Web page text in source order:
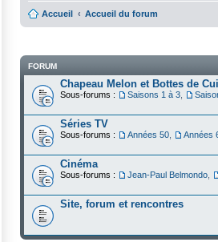
Accueil Accueil du forum
FORUM
Chapeau Melon et Bottes de
Sous-forums : Saisons 1 à 3
Séries TV
Sous-forums : Années 50 Années
Cinéma
Sous-forums : Jean-Paul Belmondo
Site, forum et rencontres